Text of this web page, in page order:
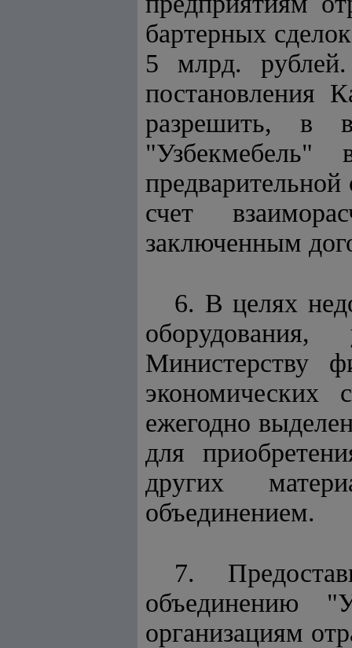
бартерных
5 млрд.
постановления
разрешить, в
счет
заключенным
6. В целях
Министерству
экономических
ежегодно
для
других
объединением.
7.
объединению
организациям